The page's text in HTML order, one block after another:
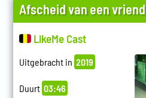
Afscheid van een vriend
LikeMe Cast
Uitgebracht in 2019
Duurt 03:46